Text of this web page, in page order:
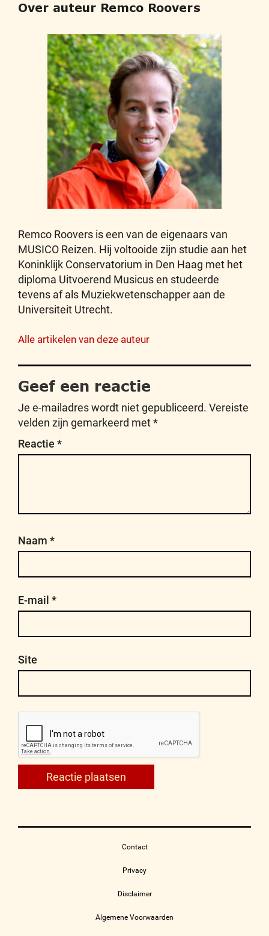
Over auteur Remco Roovers
Remco Roovers is een van de eigenaars van
MUSICO Reizen. Hij voltooide zijn studie aan het
Koninklijk Conservatorium in Den Haag met het
diploma Uitvoerend Musicus en studeerde
tevens af als Muziekwetenschapper aan de
Universiteit Utrecht.
Alle artikelen van deze auteur
Geef een reactie
Je e-mailadres wordt niet gepubliceerd. Vereiste
velden zijn gemarkeerd met*
Reactie *
Naam *
E-mail *
Site
Contact
Privacy
Disclaimer
Algemene Voorwaarden